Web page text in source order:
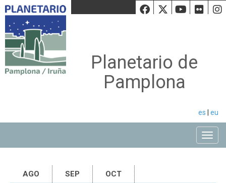
Facebook
Twiiter
Planetario de
Pamplona
es eu
AGO SEP OCT